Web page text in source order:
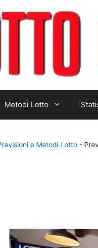
Metodi Lotto
e Metodi Lotto -